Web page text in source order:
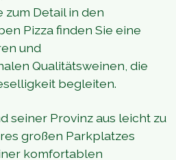
zum Detail in den
Pizza finden Sie eine
und
Qualitätsweinen, die
begleiten.
seiner Provinz aus leicht zu
großen Parkplatzes
komfortablen